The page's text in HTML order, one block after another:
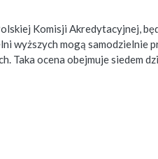
Komisji Akredytacyjnej,
wyższych mogą
Taka ocena obejmuje